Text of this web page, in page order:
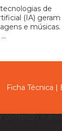
de
(IA) geram
e músicas.
Ficha Técnica |
conteúdo e